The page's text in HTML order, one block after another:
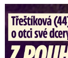
Třeštíková (44) o